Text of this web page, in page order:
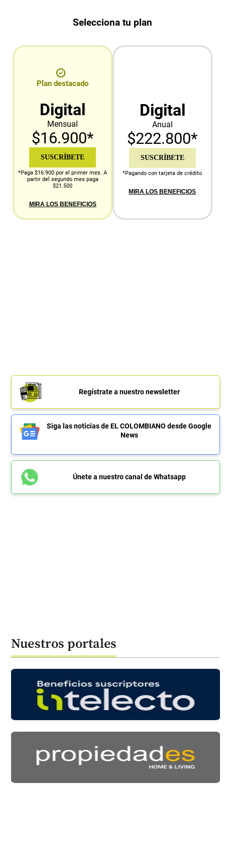
Selecciona tu plan
Plan destacado
Digital
Mensual
$16.900*
SUSCRÍBETE
*Paga $16.900 por el primer mes. A
partir del segundo mes paga
$21.500
MIRA LOS BENEFICIOS
Digital
Anual
$222.800*
SUSCRÍBETE
*Pagando con tarjeta de crédito
MIRA LOS BENEFICIOS
Regístrate a nuestro newsletter
Siga las noticias de EL COLOMBIANO desde Google
News
Únete a nuestro canal de Whatsapp
Nuestros portales